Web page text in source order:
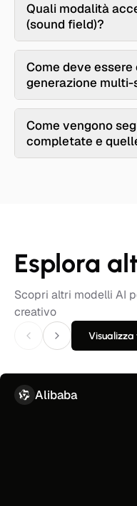
Quali modalità
(sound field)?
Come deve
generazione multi-
Come vengono
completate e
Esplora
Scopri altri modelli AI
creativo
Alibaba